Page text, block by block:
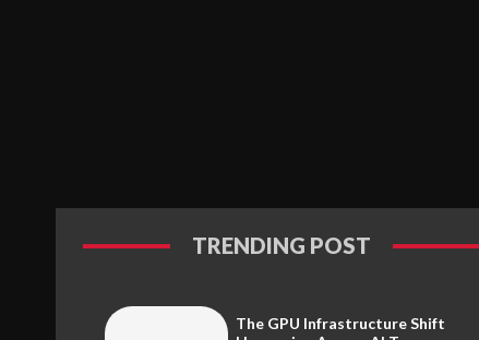
TRENDING POST
The GPU Infrastructure Shift